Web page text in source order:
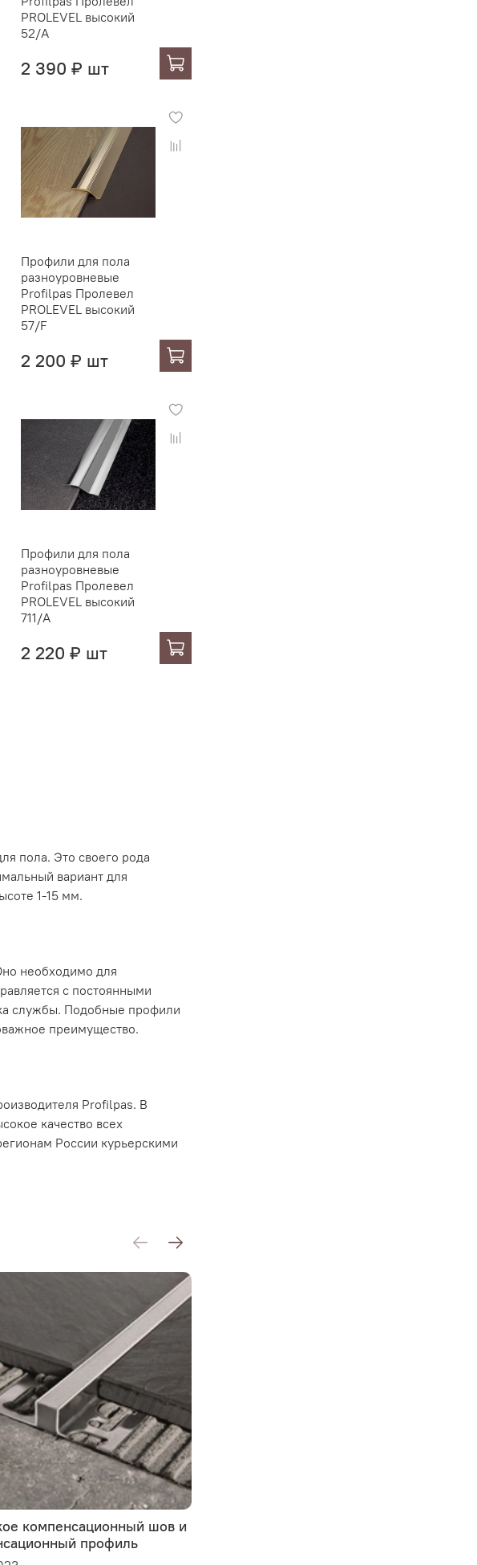
PROLEVEL высокий
52/A
2 390 ₽ шт
Профили для пола
разноуровневые
Profilpas Пролевел
PROLEVEL высокий
57/F
2 200 ₽ шт
Профили для пола
разноуровневые
Profilpas Пролевел
PROLEVEL высокий
711/A
2 220 ₽ шт
пола. Это своего рода
вариант для
1-15 мм.
необходимо для
с постоянными
службы. Подобные профили
преимущество.
Profilpas. В
качество всех
России курьерскими
компенсационный шов и
профиль